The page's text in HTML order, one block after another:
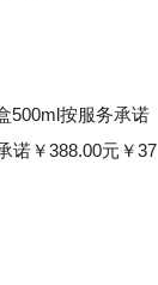
500ml按服务承诺
诺￥388.00元￥37